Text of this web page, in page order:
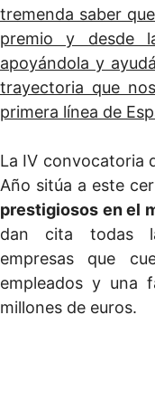
tremenda saber
premio y desde
apoyándola y
trayectoria que
primera línea de
La IV convocatoria
Año sitúa a este
prestigiosos en el
dan cita todas
empresas que
empleados y una
millones de euros.